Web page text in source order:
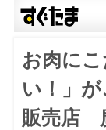
お肉に
い！」
販売店